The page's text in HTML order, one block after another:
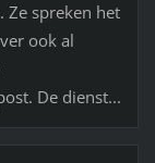
Ze spreken het
ook al
De dienst...